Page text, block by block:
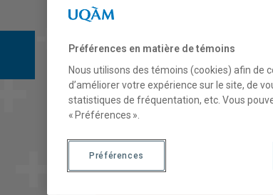
COURS//
Description
Préférences en matière de témoins
Nous utilisons des témoins (cookies) afin
d’améliorer votre expérience sur le site, de
statistiques de fréquentation, etc. Vous
« Préférences ».
Préférences